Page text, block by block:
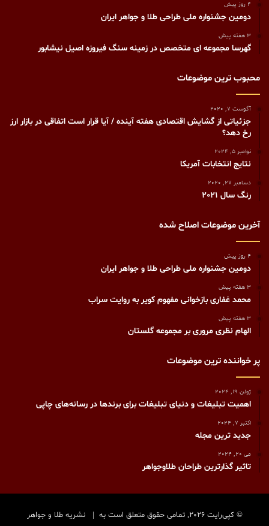
4 روز پیش
دومین جشنواره ملی طراحی طلا و جواهر ایران
3 هفته پیش
گهرسا مجموعه ای متخصص در زمینه سنگ فیروزه اصیل نیشابور
محبوب ترین موضوعات
آگوست 7, 2020
جزئیاتی از گشایش اقتصادی هفته آینده / آیا قرار است اتفاقی در بازار ارز
رخ دهد؟
نوامبر 5, 2024
نتایج انتخابات آمریکا
دسامبر 27, 2020
رنگ سال 2021
آخرین موضوعات اصلاح شده
4 روز پیش
دومین جشنواره ملی طراحی طلا و جواهر ایران
3 هفته پیش
محمد غفاری بازخوانی مفهوم کویر به روایت سراب
3 هفته پیش
الهام نظری مروری بر مجموعه گلستان
پر خواننده ترین موضوعات
ژوئن 19, 2024
اهمیت تبلیغات و دنیای تبلیغات برای برندها در رسانه‌های چاپی
اکتبر 7, 2024
جدید ترین مجله
می 20, 2024
تاثیر گذارترین طراحان طلاوجواهر
© کپی‌رایت 2026, تمامی حقوق متعلق است به | نشریه طلا و جواهر